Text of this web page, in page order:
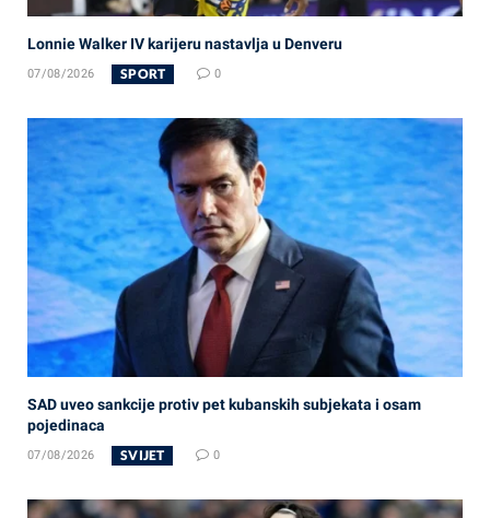
Lonnie Walker IV karijeru nastavlja u Denveru
07/08/2026 SPORT 0
SAD uveo sankcije protiv pet kubanskih subjekata i osam
pojedinaca
07/08/2026 SVIJET 0